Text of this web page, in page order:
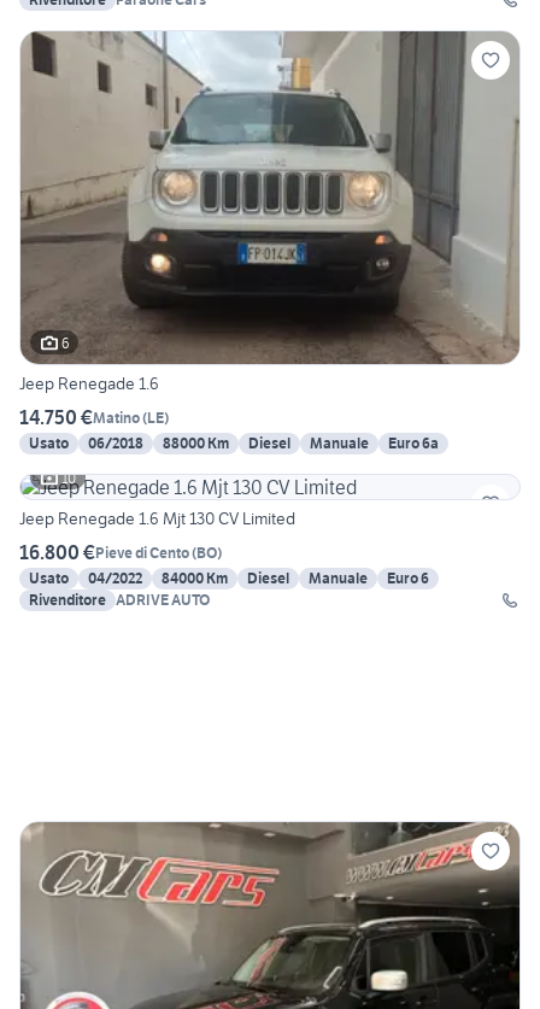
6
Jeep Renegade 1.6
14.750 €Matino(LE)
Usato
06/2018 88000 Km Diesel Manuale
Euro 6a
10
Jeep Renegade 1.6 Mjt 130 CV Limited
16.800 €Pieve di Cento(BO)
Usato
04/2022 84000 Km Diesel Manuale
Euro 6
Rivenditore ADRIVE AUTO